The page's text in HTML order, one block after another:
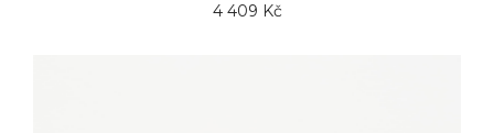
4 409 Kč